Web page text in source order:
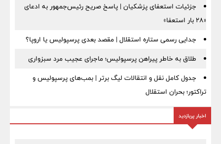
جزئیات استعفای پزشکیان | پاسخ صریح رئیس‌جمهور به ادعای
«۲۸ بار استعفا»
جدایی رسمی ستاره استقلال | مقصد بعدی پرسپولیس یا اروپا؟
طلاق به خاطر پیراهن پرسپولیس؛ ماجرای عجیب مرد سبزواری
جدول کامل نقل و انتقالات لیگ برتر | بمب‌های پرسپولیس و
تراکتور؛ بحران استقلال
اخبار پربازدید